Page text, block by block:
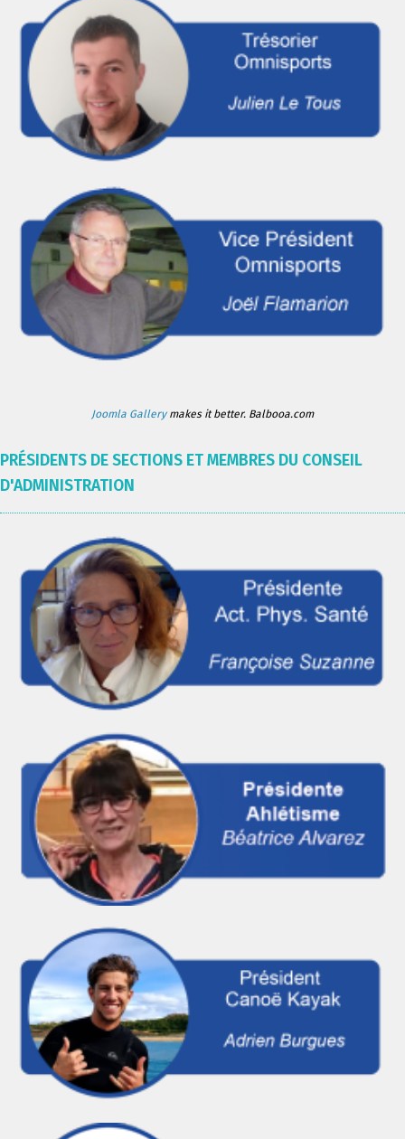
Joomla Gallerymakes it better. Balbooa.com
PRÉSIDENTS DE SECTIONS ET MEMBRES DU CONSEIL
D'ADMINISTRATION